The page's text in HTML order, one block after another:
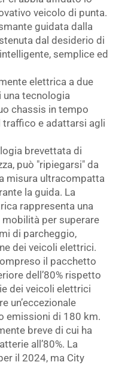
veicolo di punta.
guidata dalla
dal desiderio di
semplice ed
elettrica a due
tecnologia
chassis in tempo
traffico e adattarsi agli
brevettata di
può "ripiegarsi" da
misura ultracompatta
la guida. La
rappresenta una
per superare
di parcheggio,
dei veicoli elettrici.
il pacchetto
dell’80% rispetto
dei veicoli elettrici
un’eccezionale
emissioni di 180 km.
breve di cui ha
all’80%. La
il 2024, ma City